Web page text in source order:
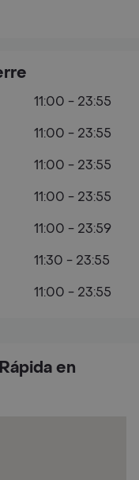
en
11:00 - 23:55
11:00 - 23:55
11:00 - 23:55
11:00 - 23:55
11:00 - 23:59
11:30 - 23:55
11:00 - 23:55